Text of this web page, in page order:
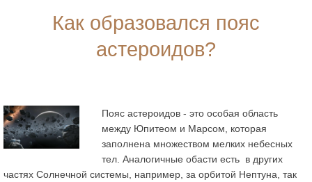
Как образовался пояс
астероидов?
Пояс астероидов - это особая область
между Юпитеом и Марсом, которая
заполнена множеством мелких небесных
тел. Аналогичные обасти есть в других
частях Солнечной системы, например, за орбитой Нептуна, так